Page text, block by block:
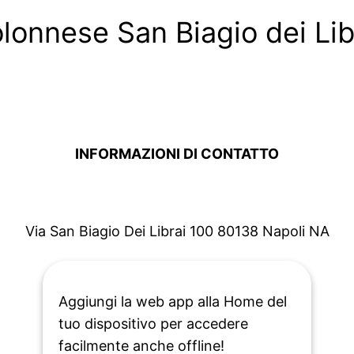
San Biagio dei
INFORMAZIONI DI CONTATTO
Via San Biagio Dei Librai 100 80138 Napoli NA
Aggiungi la web app alla Home del
tuo dispositivo per accedere
facilmente anche offline!